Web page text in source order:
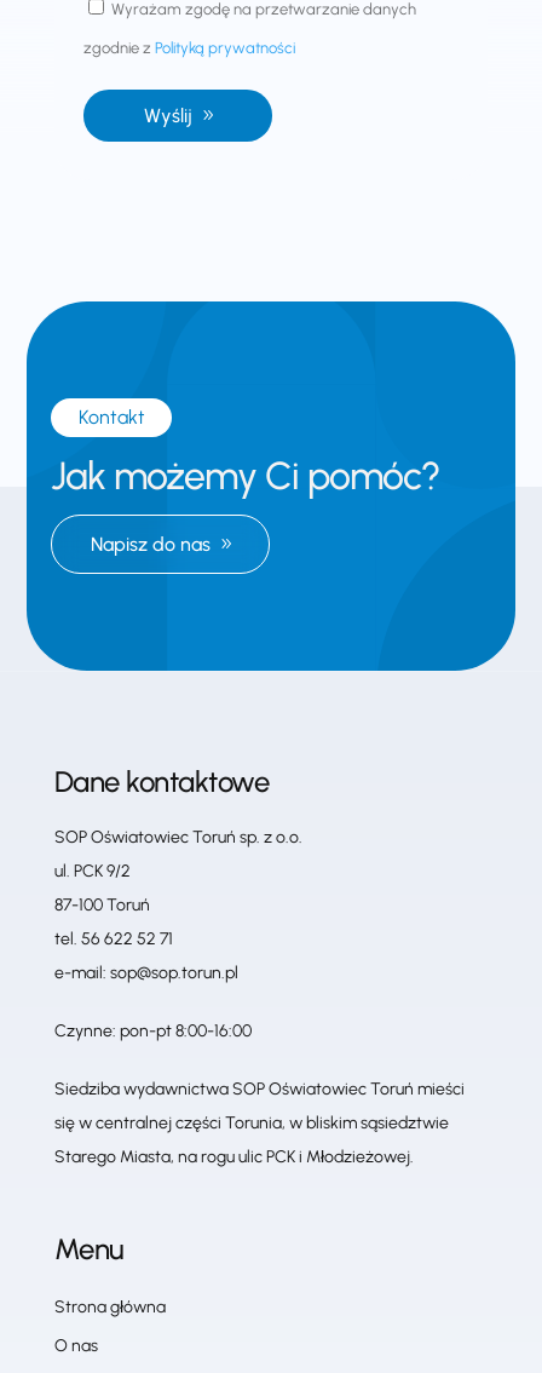
Wyrażam zgodę na przetwarzanie danych
zgodnie z Polityką prywatności
Wyślij
Kontakt
Jak możemy Ci pomóc?
Napisz do nas
Dane kontaktowe
SOP Oświatowiec Toruń sp. z o.o.
ul. PCK 9/2
87-100 Toruń
tel. 56 622 52 71
e-mail: sop@sop.torun.pl
Czynne: pon-pt 8:00-16:00
Siedziba wydawnictwa SOP Oświatowiec Toruń mieści
się w centralnej części Torunia, w bliskim sąsiedztwie
Starego Miasta, na rogu ulic PCK i Młodzieżowej.
Menu
Strona główna
O nas